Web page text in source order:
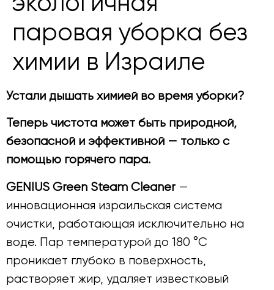
паровая уборка без
химии в Израиле
Устали дышать химией во время уборки?
Теперь чистота может быть природной,
безопасной и эффективной — только с
помощью горячего пара.
GENIUS Green Steam Cleaner —
инновационная израильская система
очистки, работающая исключительно на
воде. Пар температурой до 180 °C
проникает глубоко в поверхность,
растворяет жир, удаляет известковый